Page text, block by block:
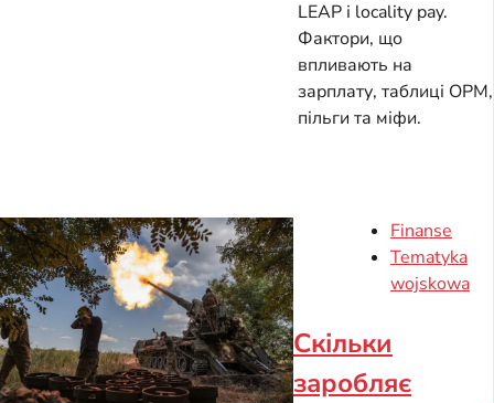
LEAP і locality pay.
Фактори, що
впливають на
зарплату, таблиці OPM,
пільги та міфи.
Finanse
Tematyka
wojskowa
Скільки
заробляє